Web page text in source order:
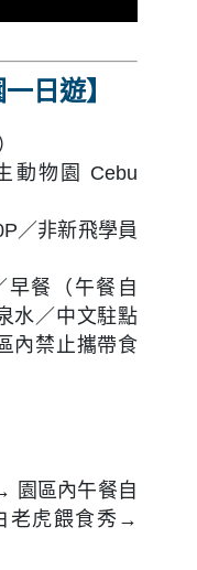
日遊】
動物園 Cebu
／非新飛學員
餐（午餐自
水／中文駐點
內禁止攜帶食
園區內午餐自
老虎餵食秀→